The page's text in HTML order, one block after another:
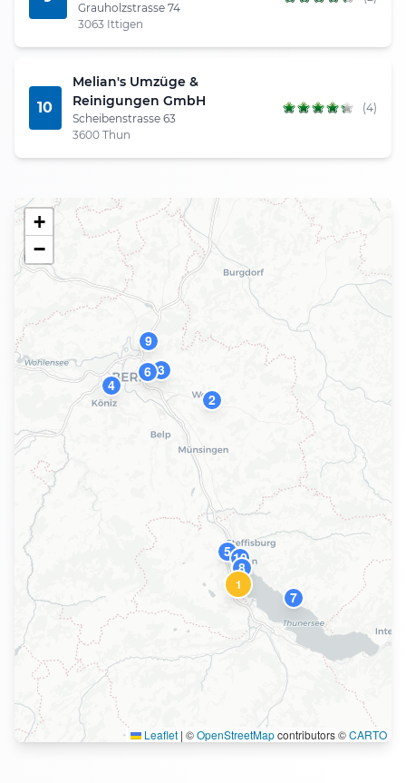
Grauholzstrasse 74
3063 Ittigen
10
Melian's Umzüge &
Reinigungen GmbH
Scheibenstrasse 63
3600 Thun
(4)
1
2
3
4
5
6
7
8
9
10
+
−
Leaflet | ©OpenStreetMapcontributors ©CARTO